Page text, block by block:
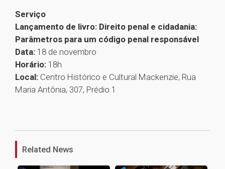
Serviço
Lançamento de livro: Direito penal e cidadania:
Parâmetros para um código penal responsável
Data: 18 de novembro
Horário: 18h
Local: Centro Histórico e Cultural Mackenzie, Rua
Maria Antônia, 307, Prédio 1
Related News